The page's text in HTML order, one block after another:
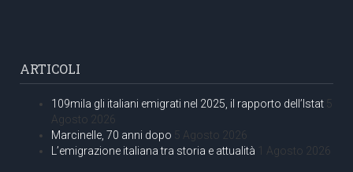
ARTICOLI
109mila gli italiani emigrati nel 2025, il rapporto dell’Istat 5
Agosto 2026
Marcinelle, 70 anni dopo 5 Agosto 2026
L’emigrazione italiana tra storia e attualità 1 Agosto 2026